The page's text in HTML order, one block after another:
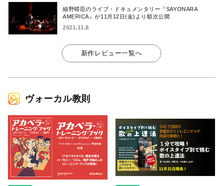
細野晴臣のライブ・ドキュメンタリー『SAYONARA
AMERICA』が11月12日(金)より順次公開
2021.11.8
新作レビュー一覧へ
ヴォーカル教則